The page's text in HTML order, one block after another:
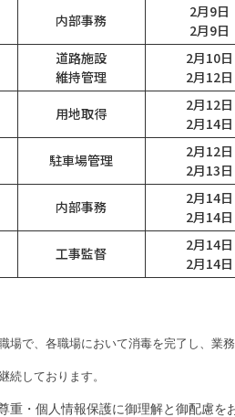
内部事務
2月9日
2月9日
道路施設
維持管理
2月10日
2月12日
用地取得
2月12日
2月14日
駐車場管理
2月12日
2月13日
内部事務
2月14日
2月14日
工事監督
2月14日
2月14日
場で、各職場において消毒を完了し、業
続しております。
・個人情報保護に御理解と御配慮を